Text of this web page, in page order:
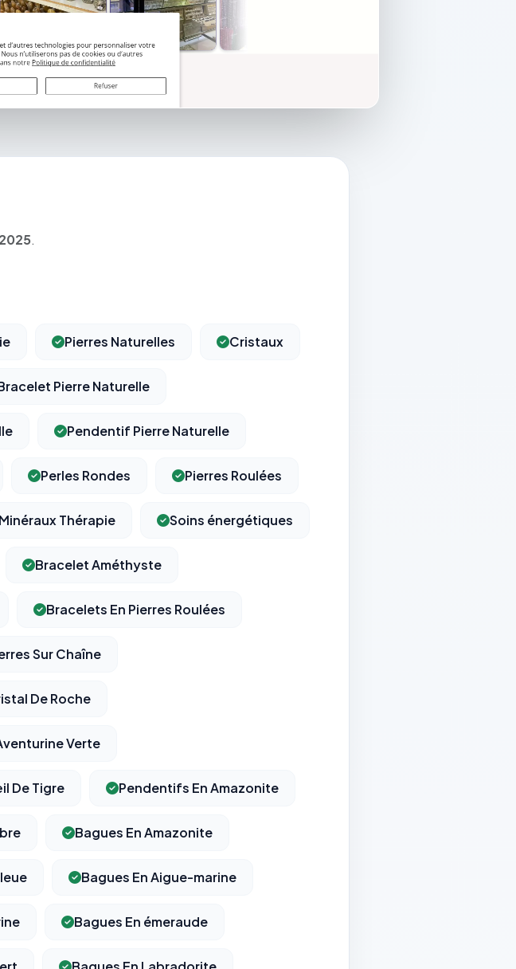
.
Pierres Naturelles Cristaux
Pierre Naturelle
Pendentif Pierre Naturelle
Perles Rondes Pierres Roulées
Minéraux Thérapie Soins énergétiques
Bracelet Améthyste
Bracelets En Pierres Roulées
Sur Chaîne
De Roche
Verte
De Tigre Pendentifs En Amazonite
Bagues En Amazonite
Bagues En Aigue-marine
Bagues En émeraude
Ils ne peuvent
utilisez le site
Données